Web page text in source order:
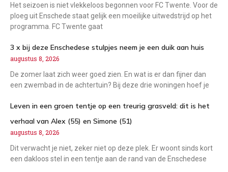
Het seizoen is niet vlekkeloos begonnen voor FC Twente. Voor de
ploeg uit Enschede staat gelijk een moeilijke uitwedstrijd op het
programma. FC Twente gaat
3 x bij deze Enschedese stulpjes neem je een duik aan huis
augustus 8, 2026
De zomer laat zich weer goed zien. En wat is er dan fijner dan
een zwembad in de achtertuin? Bij deze drie woningen hoef je
Leven in een groen tentje op een treurig grasveld: dit is het
verhaal van Alex (55) en Simone (51)
augustus 8, 2026
Dit verwacht je niet, zeker niet op deze plek. Er woont sinds kort
een dakloos stel in een tentje aan de rand van de Enschedese